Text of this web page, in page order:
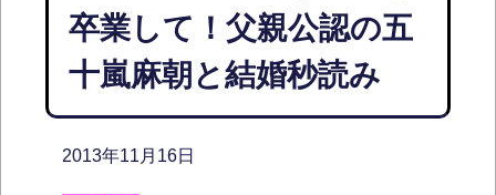
卒業して！父親公認の五
十嵐麻朝と結婚秒読み
2013年11月16日